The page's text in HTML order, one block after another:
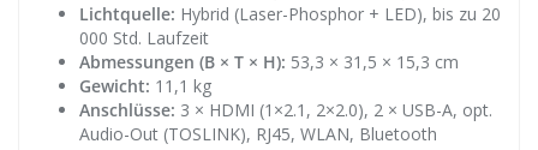
Lichtquelle: Hybrid (Laser-Phosphor + LED), bis zu 20
000 Std. Laufzeit
Abmessungen (B × T × H): 53,3 × 31,5 × 15,3 cm
Gewicht: 11,1 kg
Anschlüsse: 3 × HDMI (1×2.1, 2×2.0), 2 × USB-A, opt.
Audio-Out (TOSLINK), RJ45, WLAN, Bluetooth